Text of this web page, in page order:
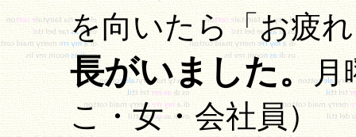
を向いたら「お疲
長がいました。月
こ・女・会社員）